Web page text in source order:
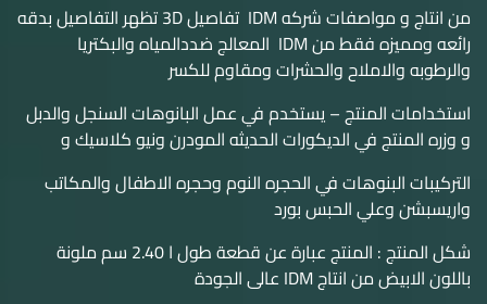
من انتاج و مواصفات شركه IDM تفاصيل 3D تظهر التفاصيل بدقه
رائعه ومميزه فقط من IDM المعالج ضددالمياه والبكتريا
والرطوبه والاملاح والحشرات ومقاوم للكسر
استخدامات المنتج – يستخدم في عمل البانوهات السنجل والدبل
و وزره المنتج في الديكورات الحديثه المودرن ونيو كلاسيك و
التركيبات البنوهات في الحجره النوم وحجره الاطفال والمكاتب
واريسبشن وعلي الحبس بورد
شكل المنتج : المنتج عبارة عن قطعة طول ا 2.40 سم ملونة
باللون الابيض من انتاج IDM عالى الجودة